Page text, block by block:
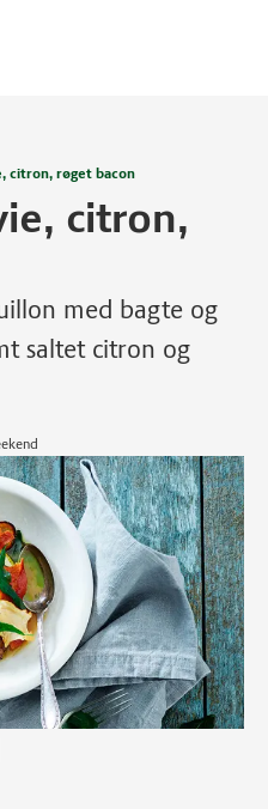
citron, røget bacon
citron,
med bagte og
saltet citron og